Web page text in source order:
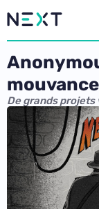
De grands